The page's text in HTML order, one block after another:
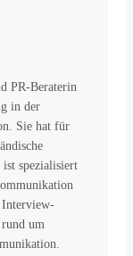
PR-Beraterin
in der
Sie hat für
ist spezialisiert
Interview-
um